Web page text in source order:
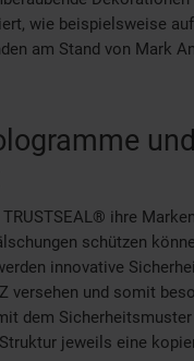
wie beispielsweise
am Stand von Mark
ihre
schützen
innovative
versehen und somit
dem
jeweils eine